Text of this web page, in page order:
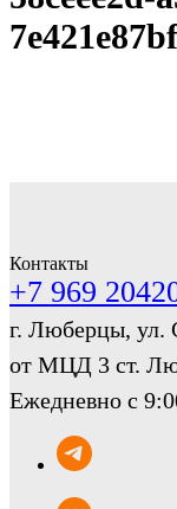
Контакты
+7 969
г. Люберцы, ул.
от МЦД 3 ст.
Ежедневно с